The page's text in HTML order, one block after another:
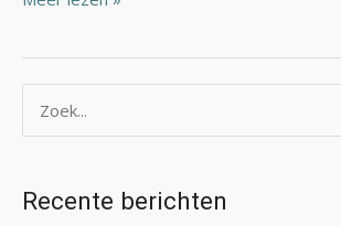
kRecente berichten